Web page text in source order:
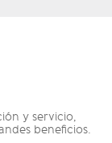
y servicio,
beneficios.